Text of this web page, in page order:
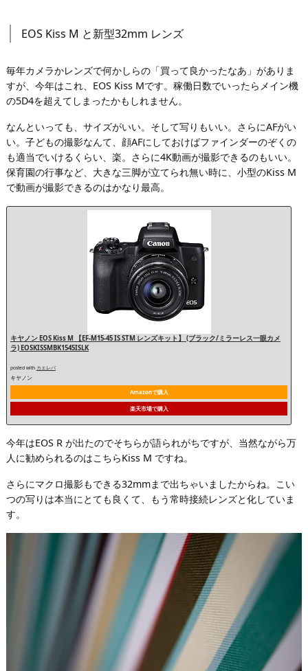
EOS Kiss M と新型32mm レンズ
毎年カメラかレンズで何かしらの「買って良かったなあ」がありま
すが、今年はこれ、EOS Kiss Mです。稼働日数でいったらメイン機
の5D4を超えてしまったかもしれません。
なんといっても、サイズがいい。そして写りもいい。さらにAFがい
い。子どもの撮影なんて、顔AFにしておけばファインダーのぞくの
も適当でいけるくらい、楽。さらに4K動画が撮影できるのもいい。
保育園の行事など、大きな三脚が立てられ無い時に、小型のKiss M
で動画が撮影できるのはかなり最高。
キヤノン EOS Kiss M 【EF-M15-45 IS STM レンズキット】 (ブラック/ミラーレス一眼カメ
ラ) EOSKISSMBK1545ISLK
posted with カエレバ
キヤノン
Amazonで購入
楽天市場で購入
今年はEOS R が出たのでそちらが語られがちですが、当然ながら万
人に勧められるのはこちらKiss M ですね。
さらにマクロ撮影もできる32mmまで出ちゃいましたからね。こい
つの写りは本当にとても良くて、もう常時接続レンズと化していま
す。